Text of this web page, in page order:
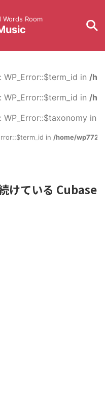
Room
in /
in /
in
in /home/
けている Cubase